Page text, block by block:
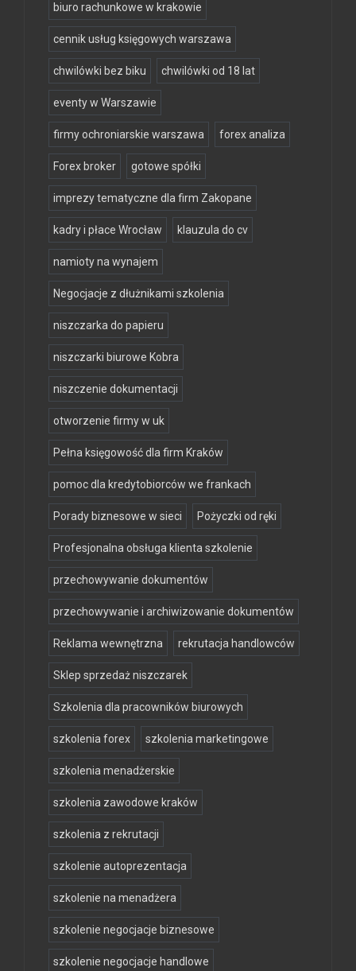
biuro rachunkowe w krakowie
cennik usług księgowych warszawa
chwilówki bez biku chwilówki od 18 lat
eventy w Warszawie
firmy ochroniarskie warszawa forex analiza
Forex broker gotowe spółki
imprezy tematyczne dla firm Zakopane
kadry i płace Wrocław klauzula do cv
namioty na wynajem
Negocjacje z dłużnikami szkolenia
niszczarka do papieru
niszczarki biurowe Kobra
niszczenie dokumentacji
otworzenie firmy w uk
Pełna księgowość dla firm Kraków
pomoc dla kredytobiorców we frankach
Porady biznesowe w sieci Pożyczki od ręki
Profesjonalna obsługa klienta szkolenie
przechowywanie dokumentów
przechowywanie i archiwizowanie dokumentów
Reklama wewnętrzna rekrutacja handlowców
Sklep sprzedaż niszczarek
Szkolenia dla pracowników biurowych
szkolenia forex szkolenia marketingowe
szkolenia menadżerskie
szkolenia zawodowe kraków
szkolenia z rekrutacji
szkolenie autoprezentacja
szkolenie na menadżera
szkolenie negocjacje biznesowe
szkolenie negocjacje handlowe